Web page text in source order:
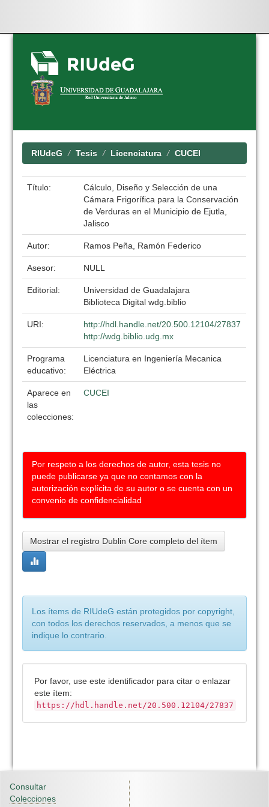
Skip
navigation
RIUdeG Tesis Licenciatura CUCEI
Título:
Cálculo, Diseño y Selección de una
Cámara Frigorífica para la Conservación
de Verduras en el Municipio de Ejutla,
Jalisco
Autor: Ramos Peña, Ramón Federico
Asesor: NULL
Editorial:
Universidad de Guadalajara
Biblioteca Digital wdg.biblio
URI:
http://hdl.handle.net/20.500.12104/27837
http://wdg.biblio.udg.mx
Programa
educativo:
Licenciatura en Ingeniería Mecanica
Eléctrica
Aparece en
las
colecciones:
CUCEI
Por respeto a los derechos de autor, esta tesis no
puede publicarse ya que no contamos con la
autorización explícita de su autor o se cuenta con un
convenio de confidencialidad
Mostrar el registro Dublin Core completo del ítem
Los ítems de RIUdeG están protegidos por copyright,
con todos los derechos reservados, a menos que se
indique lo contrario.
Por favor, use este identificador para citar o enlazar
este ítem:
https://hdl.handle.net/20.500.12104/27837
Consultar
Colecciones